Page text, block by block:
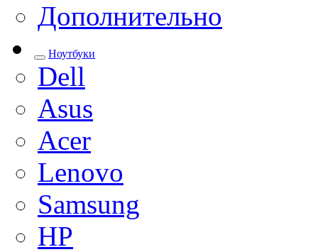
Дополнительно
Ноутбуки
Dell
Asus
Acer
Lenovo
Samsung
HP